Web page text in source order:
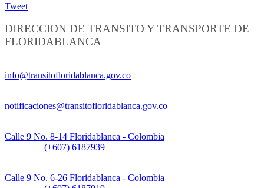
Tweet
DIRECCION DE TRANSITO Y TRANSPORTE DE
FLORIDABLANCA
info@transitofloridablanca.gov.co
notificaciones@transitofloridablanca.gov.co
Calle 9 No. 8-14 Floridablanca - Colombia
(+607) 6187939
Calle 9 No. 6-26 Floridablanca - Colombia